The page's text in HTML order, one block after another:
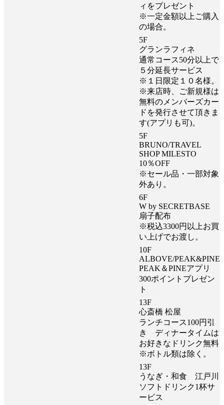
ィをプレゼント
※一定金額以上ご購入
の場合。
5F
グランラフィネ
通常コース50分以上で
５分延長サービス
※１日限定１０名様。
※来店時、ご新規様は
無料のメンバーズカー
ドを発行させて頂きま
す(アプリも可)。
5F
BRUNO/TRAVEL
SHOP MILESTO
10％OFF
※セール品・一部対象
外あり。
6F
W by SECRETBASE
扇子配布
※税込3300円以上お買
い上げでお渡し。
10F
ALBOVE/PEAK&PINE
PEAK＆PINEアプリ
300ポイントプレゼン
ト
13F
心斎橋 松屋
ランチコース100円引
き ディナータイムは
お好きなドリンク無料
※ボトル類は除く。
13F
うなぎ・和食 江戸川
ソフトドリンク1杯サ
ービス